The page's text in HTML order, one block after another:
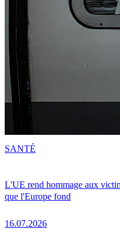
L'UE rend hommage aux
que l'Europe fond
16.07.2026
SANTÉ